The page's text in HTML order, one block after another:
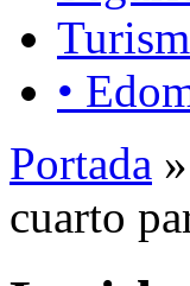
•
Portada »
cuarto